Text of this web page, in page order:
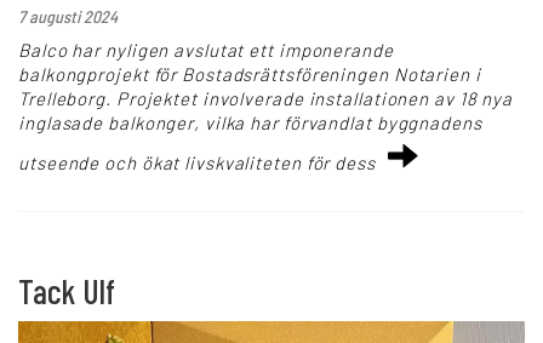
7 augusti 2024
Balco har nyligen avslutat ett imponerande
balkongprojekt för Bostadsrättsföreningen Notarien i
Trelleborg. Projektet involverade installationen av 18 nya
inglasade balkonger, vilka har förvandlat byggnadens
utseende och ökat livskvaliteten för dess
Tack Ulf